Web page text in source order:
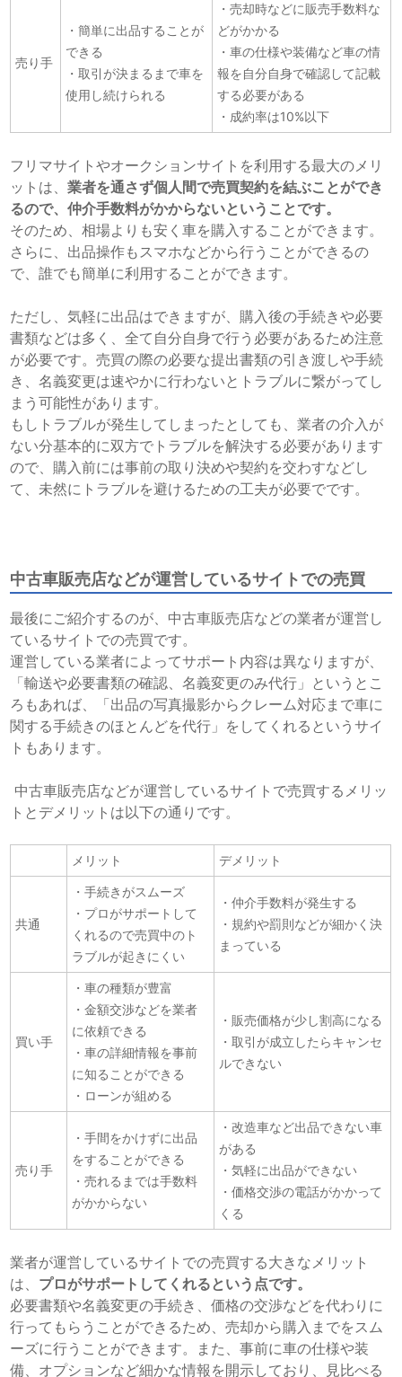
売り手
・簡単に出品することが
できる
・取引が決まるまで車を
使用し続けられる
・売却時などに販売手数料な
どがかかる
・車の仕様や装備など車の情
報を自分自身で確認して記載
する必要がある
・成約率は10%以下
フリマサイトやオークションサイトを利用する最大のメリ
ットは、業者を通さず個人間で売買契約を結ぶことができ
るので、仲介手数料がかからないということです。
そのため、相場よりも安く車を購入することができます。
さらに、出品操作もスマホなどから行うことができるの
で、誰でも簡単に利用することができます。
ただし、気軽に出品はできますが、購入後の手続きや必要
書類などは多く、全て自分自身で行う必要があるため注意
が必要です。売買の際の必要な提出書類の引き渡しや手続
き、名義変更は速やかに行わないとトラブルに繋がってし
まう可能性があります。
もしトラブルが発生してしまったとしても、業者の介入が
ない分基本的に双方でトラブルを解決する必要があります
ので、購入前には事前の取り決めや契約を交わすなどし
て、未然にトラブルを避けるための工夫が必要でです。
中古車販売店などが運営しているサイトでの売買
最後にご紹介するのが、中古車販売店などの業者が運営し
ているサイトでの売買です。
運営している業者によってサポート内容は異なりますが、
「輸送や必要書類の確認、名義変更のみ代行」というとこ
ろもあれば、「出品の写真撮影からクレーム対応まで車に
関する手続きのほとんどを代行」をしてくれるというサイ
トもあります。
中古車販売店などが運営しているサイトで売買するメリッ
トとデメリットは以下の通りです。
メリット デメリット
共通
・手続きがスムーズ
・プロがサポートして
くれるので売買中のト
ラブルが起きにくい
・仲介手数料が発生する
・規約や罰則などが細かく決
まっている
買い手
・車の種類が豊富
・金額交渉などを業者
に依頼できる
・車の詳細情報を事前
に知ることができる
・ローンが組める
・販売価格が少し割高になる
・取引が成立したらキャンセ
ルできない
売り手
・手間をかけずに出品
をすることができる
・売れるまでは手数料
がかからない
・改造車など出品できない車
がある
・気軽に出品ができない
・価格交渉の電話がかかって
くる
業者が運営しているサイトでの売買する大きなメリット
は、 プロがサポートしてくれるという点です。
必要書類や名義変更の手続き、価格の交渉などを代わりに
行ってもらうことができるため、売却から購入までをスム
ーズに行うことができます。また、事前に車の仕様や装
備、オプションなど細かな情報を開示しており、見比べる